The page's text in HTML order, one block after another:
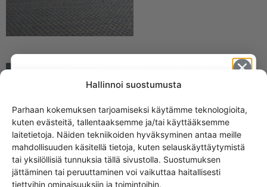
Hallinnoi suostumusta
Parhaan kokemuksen tarjoamiseksi käytämme teknologioita,
kuten evästeitä, tallentaaksemme ja/tai käyttääksemme
laitetietoja. Näiden tekniikoiden hyväksyminen antaa meille
mahdollisuuden käsitellä tietoja, kuten selauskäyttäytymistä
tai yksilöllisiä tunnuksia tällä sivustolla. Suostumuksen
jättäminen tai peruuttaminen voi vaikuttaa haitallisesti
tiettyihin ominaisuuksiin ja toimintoihin.
Arabia Lasten astiaston
kahvikannu 30/40-luku
Get -5%
off?
Yes! I want the discount